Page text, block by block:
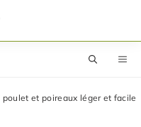
poulet et poireaux léger et facile